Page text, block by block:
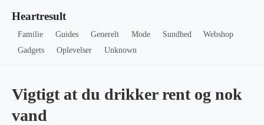
Heartresult
Familie Guides Generelt Mode Sundhed
Webshop
Gadgets
Oplevelser Unknown
Vigtigt at du drikker rent og nok
vand